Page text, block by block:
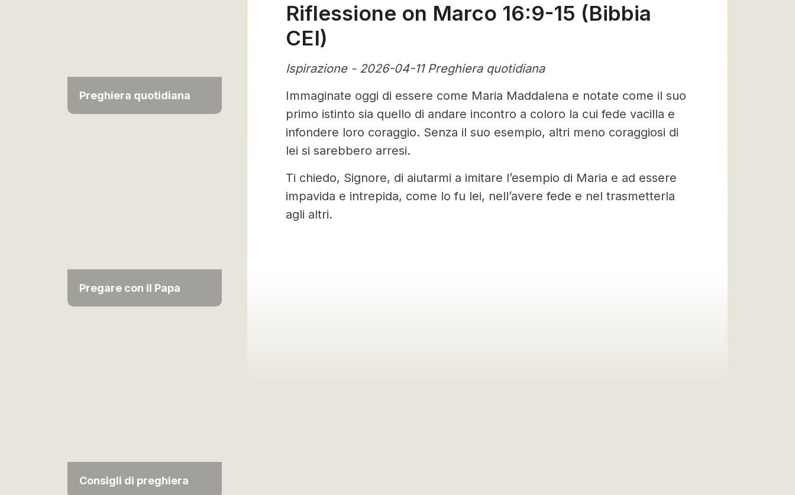
Preghiera quotidiana
Pregare con il Papa
Consigli di preghiera
Riflessione on Marco 16:9-15 (Bibbia
CEI)
Ispirazione - 2026-04-11 Preghiera quotidiana
Immaginate oggi di essere come Maria Maddalena e notate come il suo
primo istinto sia quello di andare incontro a coloro la cui fede vacilla e
infondere loro coraggio. Senza il suo esempio, altri meno coraggiosi di
lei si sarebbero arresi.
Ti chiedo, Signore, di aiutarmi a imitare l’esempio di Maria e ad essere
impavida e intrepida, come lo fu lei, nell’avere fede e nel trasmetterla
agli altri.